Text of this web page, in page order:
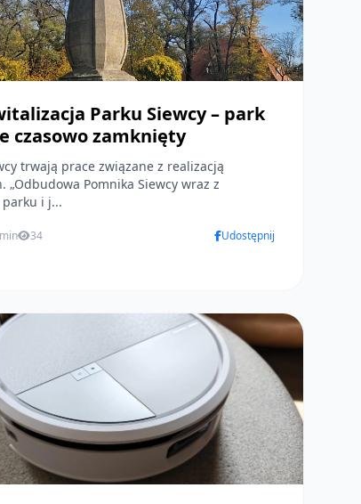
Parku Siewcy – park
czasowo zamknięty
trwają prace związane z realizacją
„Odbudowa Pomnika Siewcy wraz z
i j...
34 Udostępnij